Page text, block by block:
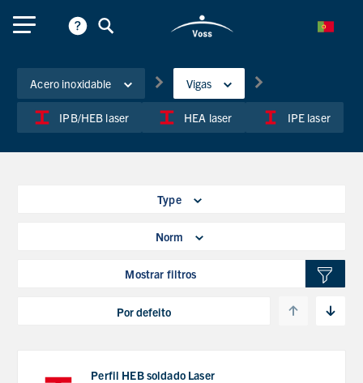
Acero inoxidable Vigas
IPB/HEB laser HEA laser IPE laser
Type
Norm
Mostrar filtros
Perfil HEB soldado Laser